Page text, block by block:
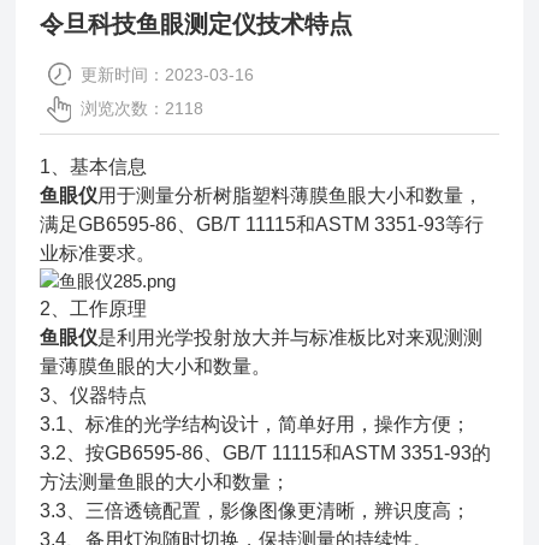
令旦科技鱼眼测定仪技术特点
更新时间：2023-03-16
浏览次数：2118
1、基本信息
鱼眼仪用于测量分析树脂塑料薄膜鱼眼大小和数量，
满足GB6595-86、GB/T 11115和ASTM 3351-93等行
业标准要求。
2、 工作原理
鱼眼仪是利用光学投射放大并与标准板比对来观测测
量薄膜鱼眼的大小和数量。
3、仪器特点
3.1、标准的光学结构设计，简单好用，操作方便；
3.2、按GB6595-86、GB/T 11115和ASTM 3351-93的
方法测量鱼眼的大小和数量；
3.3、三倍透镜配置，影像图像更清晰，辨识度高；
3.4、备用灯泡随时切换，保持测量的持续性。